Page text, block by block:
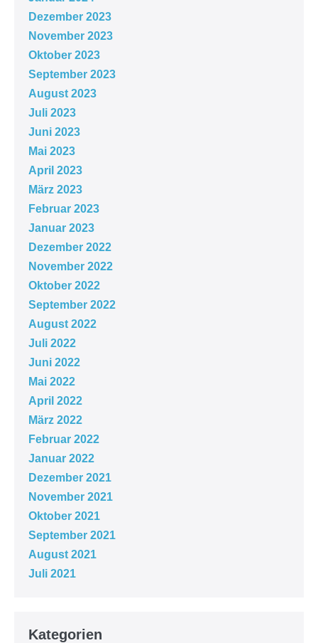
Dezember 2023
November 2023
Oktober 2023
September 2023
August 2023
Juli 2023
Juni 2023
Mai 2023
April 2023
März 2023
Februar 2023
Januar 2023
Dezember 2022
November 2022
Oktober 2022
September 2022
August 2022
Juli 2022
Juni 2022
Mai 2022
April 2022
März 2022
Februar 2022
Januar 2022
Dezember 2021
November 2021
Oktober 2021
September 2021
August 2021
Juli 2021
Kategorien